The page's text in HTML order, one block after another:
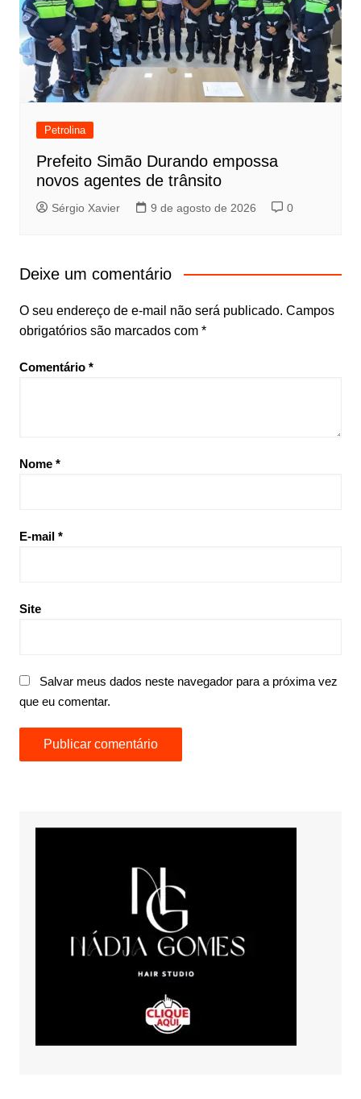
Petrolina
Prefeito Simão Durando empossa
novos agentes de trânsito
Sérgio Xavier 9 de agosto de 2026 0
Deixe um comentário
O seu endereço de e-mail não será publicado. Campos
obrigatórios são marcados com *
Comentário *
Nome *
E-mail *
Site
Salvar meus dados neste navegador para a próxima vez
que eu comentar.